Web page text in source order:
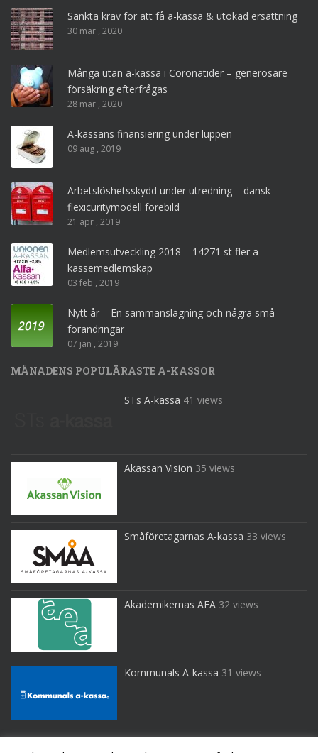
Sänkta krav för att få a-kassa & utökad ersättning
30 mar , 2020
Många utan a-kassa i Coronatider – generösare
försäkring efterfrågas
28 mar , 2020
A-kassans finansiering under luppen
09 aug , 2019
Arbetslöshetsskydd under utredning – dansk
flexicuritymodell förebild
21 apr , 2019
Medlemsutveckling 2018 – 14271 st fler a-
kassemedlemskap
03 feb , 2019
Nytt år – En sammanslagning och några små
förändringar
07 jan , 2019
MÅNADENS POPULÄRASTE A-KASSOR
STs A-kassa 41 views
Akassan Vision 35 views
Småföretagarnas A-kassa 33 views
Akademikernas AEA 32 views
Kommunals A-kassa 31 views